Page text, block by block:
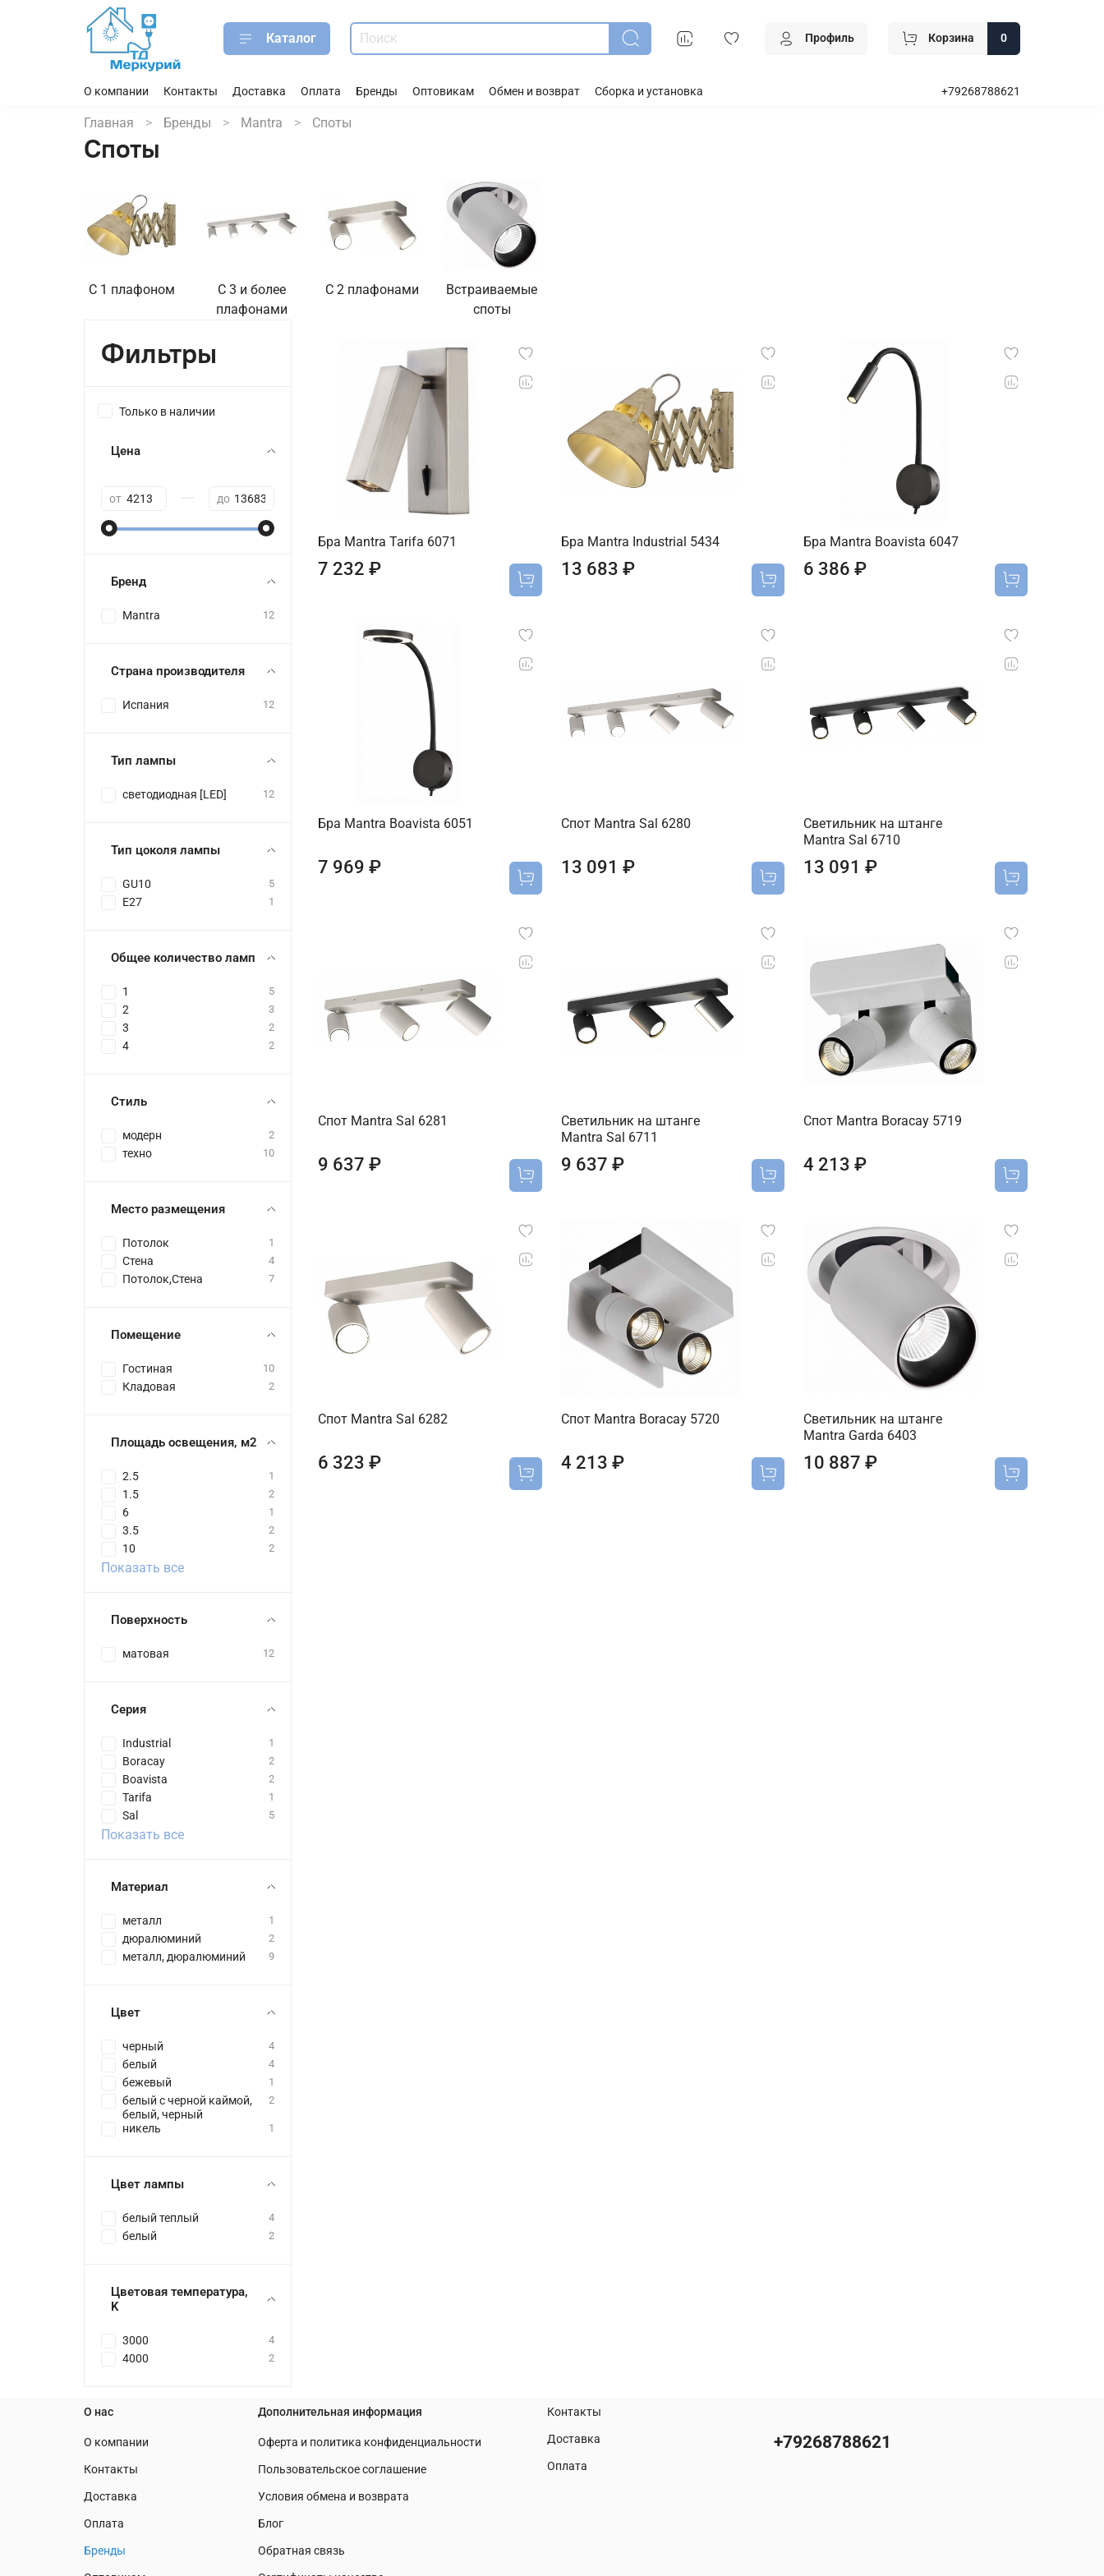
Каталог Профиль Корзина 0
О компании Контакты Доставка Оплата Бренды Оптовикам Обмен и возврат Сборка и установка +79268788621
Главная Бренды Mantra Споты
Споты
С 1 плафоном
С 3 и более
плафонами
С 2 плафонами
Встраиваемые
споты
Бра Mantra Tarifa 6071
7 232 ₽
Бра Mantra Industrial 5434
13 683 ₽
Бра Mantra Boavista 6047
6 386 ₽
Бра Mantra Boavista 6051
7 969 ₽
Спот Mantra Sal 6280
13 091 ₽
Светильник на штанге
Mantra Sal 6710
13 091 ₽
Спот Mantra Sal 6281
9 637 ₽
Светильник на штанге
Mantra Sal 6711
9 637 ₽
Спот Mantra Boracay 5719
4 213 ₽
Спот Mantra Sal 6282
6 323 ₽
Спот Mantra Boracay 5720
4 213 ₽
Светильник на штанге
Mantra Garda 6403
10 887 ₽
Фильтры
Только в наличии
Цена
от до
Бренд
Mantra 12
Страна производителя
Испания 12
Тип лампы
светодиодная [LED] 12
Тип цоколя лампы
GU10 5
E27 1
Общее количество ламп
1 5
2 3
3 2
4 2
Стиль
модерн 2
техно 10
Место размещения
Потолок 1
Стена 4
Потолок,Стена 7
Помещение
Гостиная 10
Кладовая 2
Площадь освещения, м2
2.5 1
1.5 2
6 1
3.5 2
10 2
Показать все
Поверхность
матовая 12
Серия
Industrial 1
Boracay 2
Boavista 2
Tarifa 1
Sal 5
Показать все
Материал
металл 1
дюралюминий 2
металл, дюралюминий 9
Цвет
черный 4
белый 4
бежевый 1
белый с черной каймой,
белый, черный
2
никель 1
Цвет лампы
белый теплый 4
белый 2
Цветовая температура,
K
3000 4
4000 2
О нас
О компании
Контакты
Доставка
Оплата
Бренды
Дополнительная информация
Оферта и политика конфиденциальности
Пользовательское соглашение
Условия обмена и возврата
Блог
Обратная связь
Контакты
Доставка
Оплата
+79268788621